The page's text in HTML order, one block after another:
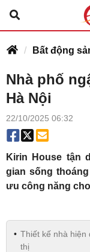
Bất động
Nhà phố
Hà Nội
22/10/2025 06:32
Kirin House tận
gian sống
ưu công năng
Thiết kế nhà hiện
thị